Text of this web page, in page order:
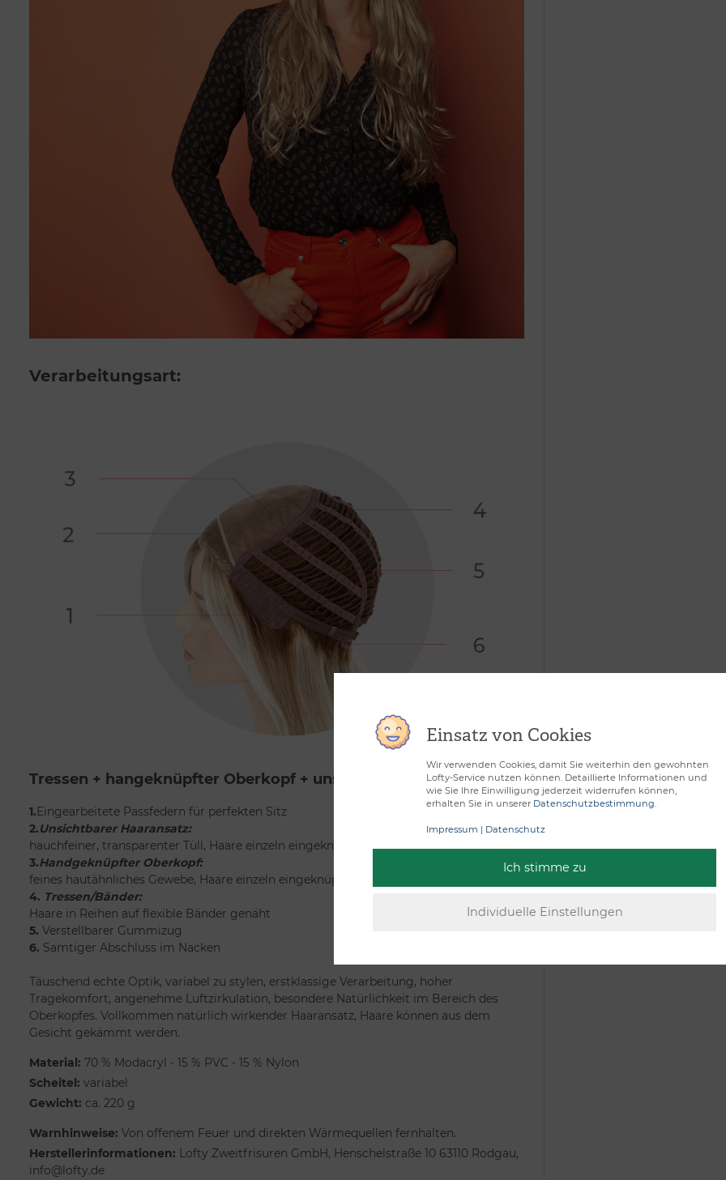
Verarbeitungsart:
Tressen + hangeknüpfter Oberkopf + unsichtbarer Haaransatz
1.Eingearbeitete Passfedern für perfekten Sitz
2.Unsichtbarer Haaransatz:
hauchfeiner, transparenter Tüll, Haare einzeln eingeknüpft
3.Handgeknüpfter Oberkopf:
feines hautähnliches Gewebe, Haare einzeln eingeknüpft
4. Tressen/Bänder:
Haare in Reihen auf flexible Bänder genäht
5. Verstellbarer Gummizug
6. Samtiger Abschluss im Nacken
Täuschend echte Optik, variabel zu stylen, erstklassige Verarbeitung, hoher
Tragekomfort, angenehme Luftzirkulation, besondere Natürlichkeit im Bereich des
Oberkopfes. Vollkommen natürlich wirkender Haaransatz, Haare können aus dem
Gesicht gekämmt werden.
Material: 70 % Modacryl - 15 % PVC - 15 % Nylon
Scheitel: variabel
Gewicht: ca. 220 g
Warnhinweise: Von offenem Feuer und direkten Wärmequellen fernhalten.
Herstellerinformationen: Lofty Zweitfrisuren GmbH, Henschelstraße 10 63110 Rodgau,
info@lofty.de
Einsatz von Cookies
Wir verwenden Cookies, damit Sie weiterhin den gewohnten
Lofty-Service nutzen können. Detaillierte Informationen und
wie Sie Ihre Einwilligung jederzeit widerrufen können,
erhalten Sie in unserer Datenschutzbestimmung.
Impressum | Datenschutz
Ich stimme zu